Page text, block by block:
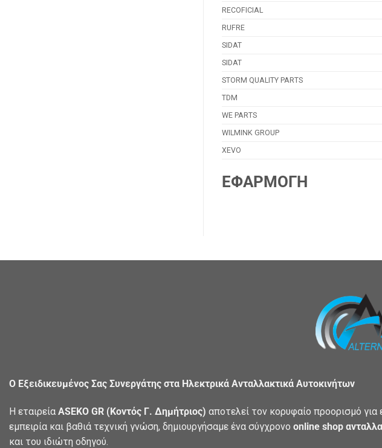
RECOFICIAL
RUFRE
SIDAT
SIDAT
STORM QUALITY PARTS
TDM
WE PARTS
WILMINK GROUP
XEVO
ΕΦΑΡΜΟΓΗ
Ο Εξειδικευμένος Σας Συνεργάτης στα Ηλεκτρικά Ανταλλακτικά Αυτοκινήτων
Η εταιρεία ASEKO GR (Κοντός Γ. Δημήτριος) αποτελεί τον κορυφαίο προορισμό για
εμπειρία και βαθιά τεχνική γνώση, δημιουργήσαμε ένα σύγχρονο online shop
και του ιδιώτη οδηγού.